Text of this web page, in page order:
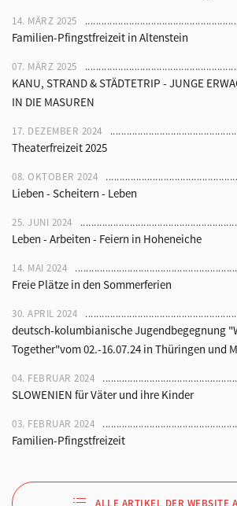
14. MÄRZ 2025
Familien-Pfingstfreizeit in Altenstein
07. MÄRZ 2025
KANU, STRAND & STÄDTETRIP - JUNGE
IN DIE MASUREN
17. DEZEMBER 2024
Theaterfreizeit 2025
08. OKTOBER 2024
Lieben - Scheitern - Leben
25. JUNI 2024
Leben - Arbeiten - Feiern in Hoheneiche
14. MAI 2024
Freie Plätze in den Sommerferien
30. APRIL 2024
deutsch-kolumbianische Jugendbegegnung
Together"vom 02.-16.07.24 in Thüringen und
04. FEBRUAR 2024
SLOWENIEN für Väter und ihre Kinder
03. FEBRUAR 2024
Familien-Pfingstfreizeit
ALLE ARTIKEL DER WEBSITE